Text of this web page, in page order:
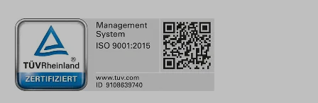
Norm: nach IVZ
Material: Stahl,
feuerverzinkt
Ausführung: zweiteilig
zum Verschrauben
Schellenlänge: ca. 120